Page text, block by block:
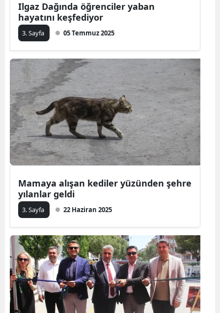
Ilgaz Dağında öğrenciler yaban
hayatını keşfediyor
3. Sayfa 05 Temmuz 2025
Mamaya alışan kediler yüzünden şehre
yılanlar geldi
3. Sayfa 22 Haziran 2025